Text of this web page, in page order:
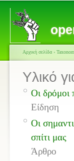
Αρχική σελίδα ›
Υλικό
Οι δρόμοι
Είδηση
Οι
σπίτι μας
Άρθρο